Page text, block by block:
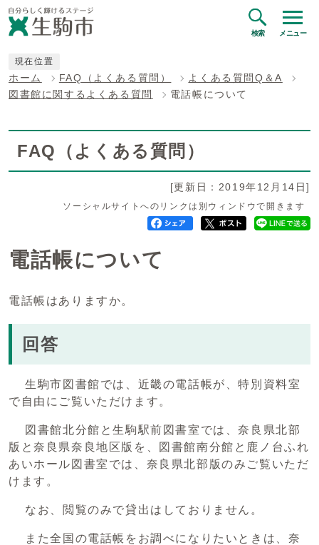
検索 メニュー
現在位置
ホーム FAQ（よくある質問）
よくある質問Q＆A
図書館に関するよくある質問
電話帳について
FAQ（よくある質問）
[更新日：2019年12月14日]
ソーシャルサイトへのリンクは別ウィンドウで開きます
電話帳について
電話帳はありますか。
回答
生駒市図書館では、近畿の電話帳が、特別資料室
で自由にご覧いただけます。
図書館北分館と生駒駅前図書室では、奈良県北部
版と奈良県奈良地区版を、図書館南分館と鹿ノ台ふれ
あいホール図書室では、奈良県北部版のみご覧いただ
けます。
なお、閲覧のみで貸出はしておりません。
また全国の電話帳をお調べになりたいときは、奈